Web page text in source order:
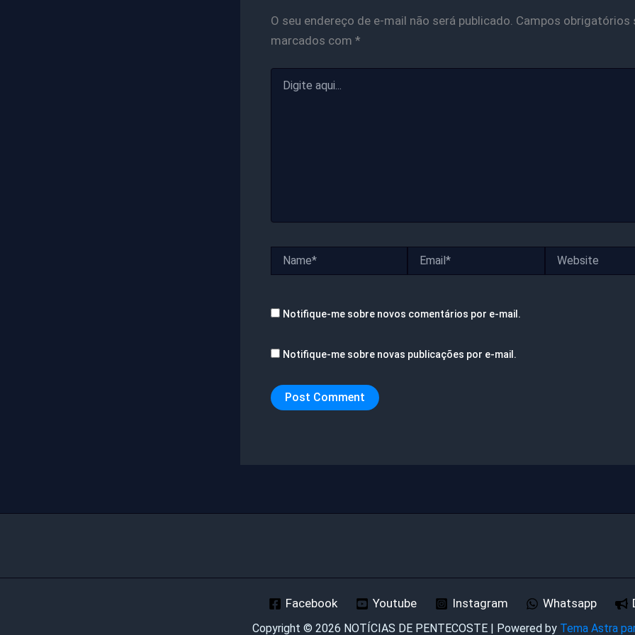
O seu endereço de e-mail não será publicado. Campos obrigatórios
marcados com *
aqui...
Notifique-me sobre novos comentários por e-mail.
Notifique-me sobre novas publicações por e-mail.
Facebook Youtube Instagram Whatsapp
Copyright © 2026 NOTÍCIAS DE PENTECOSTE | Powered by Tema Astra